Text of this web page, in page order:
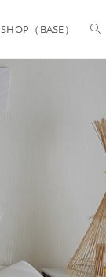
SHOP（BASE）